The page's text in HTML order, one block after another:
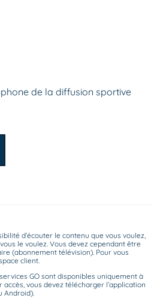
de la diffusion sportive
d’écouter le contenu que vous voulez,
le voulez. Vous devez cependant être
(abonnement télévision). Pour vous
client.
GO sont disponibles uniquement à
vous devez télécharger l’application
Android).